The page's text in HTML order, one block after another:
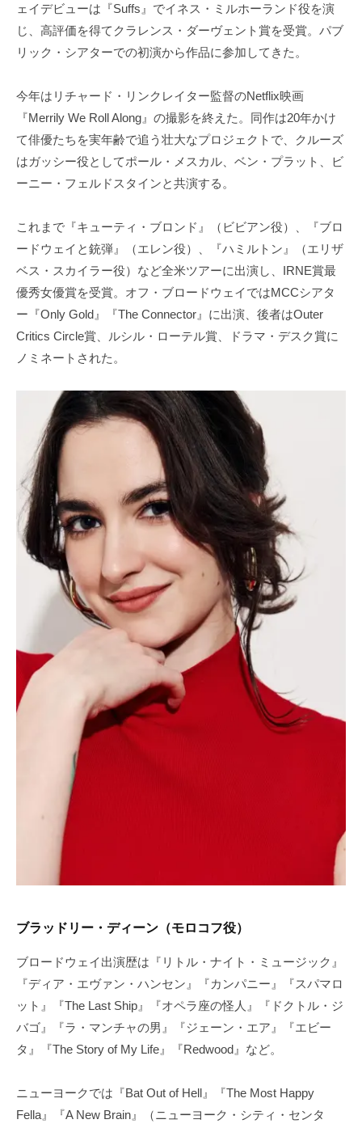
ェイデビューは『Suffs』でイネス・ミルホーランド役を演
じ、高評価を得てクラレンス・ダーヴェント賞を受賞。パブ
リック・シアターでの初演から作品に参加してきた。
今年はリチャード・リンクレイター監督のNetflix映画
『Merrily We Roll Along』の撮影を終えた。同作は20年かけ
て俳優たちを実年齢で追う壮大なプロジェクトで、クルーズ
はガッシー役としてポール・メスカル、ベン・プラット、ビ
ーニー・フェルドスタインと共演する。
これまで『キューティ・ブロンド』（ビビアン役）、『ブロ
ードウェイと銃弾』（エレン役）、『ハミルトン』（エリザ
ベス・スカイラー役）など全米ツアーに出演し、IRNE賞最
優秀女優賞を受賞。オフ・ブロードウェイではMCCシアタ
ー『Only Gold』『The Connector』に出演、後者はOuter
Critics Circle賞、ルシル・ローテル賞、ドラマ・デスク賞に
ノミネートされた。
ブラッドリー・ディーン（モロコフ役）
ブロードウェイ出演歴は『リトル・ナイト・ミュージック』
『ディア・エヴァン・ハンセン』『カンパニー』『スパマロ
ット』『The Last Ship』『オペラ座の怪人』『ドクトル・ジ
バゴ』『ラ・マンチャの男』『ジェーン・エア』『エビー
タ』『The Story of My Life』『Redwood』など。
ニューヨークでは『Bat Out of Hell』『The Most Happy
Fella』『A New Brain』（ニューヨーク・シティ・センタ